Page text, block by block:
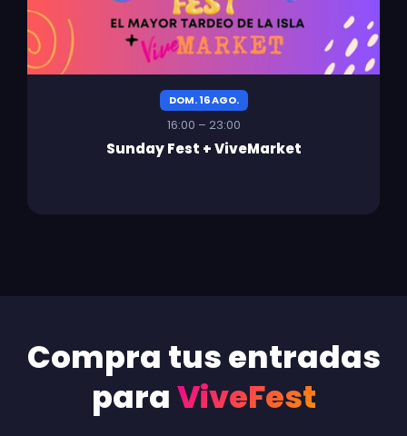
DOM. 16 AGO.
16:00 – 23:00
Sunday Fest + ViveMarket
Compra tus entradas
paraViveFest